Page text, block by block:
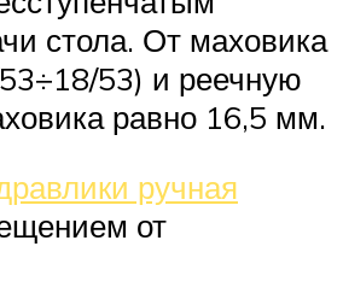
стола. От маховика
53) и реечную
равно 16,5 мм.
ручная
от